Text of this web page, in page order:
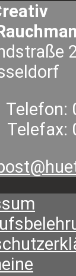
Telefon:
Telefax: